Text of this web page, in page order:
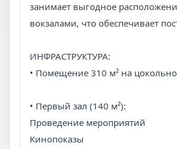
занимает выгодное
вокзалами, что обеспечивает
ИНФРАСТРУКТУРА:
• Помещение 310 м² на
• Первый зал (140 м²):
Проведение мероприятий
Кинопоказы